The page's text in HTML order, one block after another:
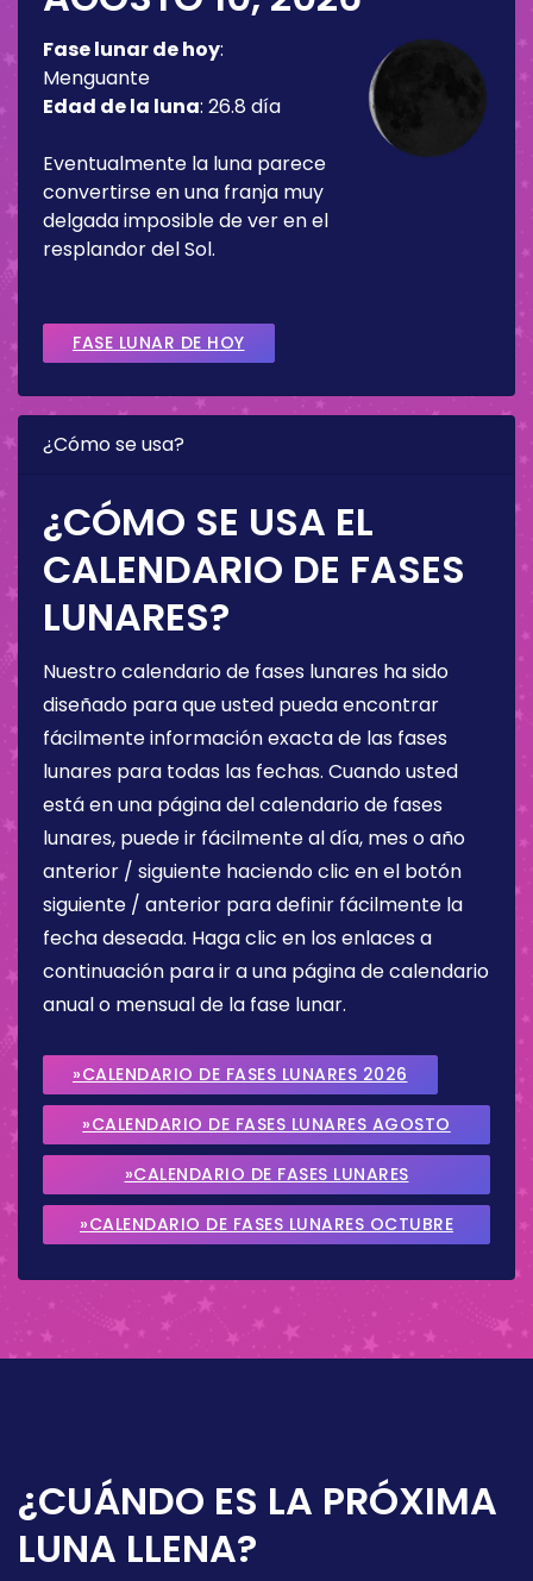
Fase lunar de hoy:
Menguante
Edad de la luna: 26.8 día
Eventualmente la luna parece
convertirse en una franja muy
delgada imposible de ver en el
resplandor del Sol.
FASE LUNAR DE HOY
¿Cómo se usa?
¿CÓMO SE USA EL
CALENDARIO DE FASES
LUNARES?
Nuestro calendario de fases lunares ha sido
diseñado para que usted pueda encontrar
fácilmente información exacta de las fases
lunares para todas las fechas. Cuando usted
está en una página del calendario de fases
lunares, puede ir fácilmente al día, mes o año
anterior / siguiente haciendo clic en el botón
siguiente / anterior para definir fácilmente la
fecha deseada. Haga clic en los enlaces a
continuación para ir a una página de calendario
anual o mensual de la fase lunar.
»CALENDARIO DE FASES LUNARES 2026
»CALENDARIO DE FASES LUNARES AGOSTO
2026
»CALENDARIO DE FASES LUNARES
SEPTIEMBRE 2026
»CALENDARIO DE FASES LUNARES OCTUBRE
¿CUÁNDO ES LA PRÓXIMA
LUNA LLENA?